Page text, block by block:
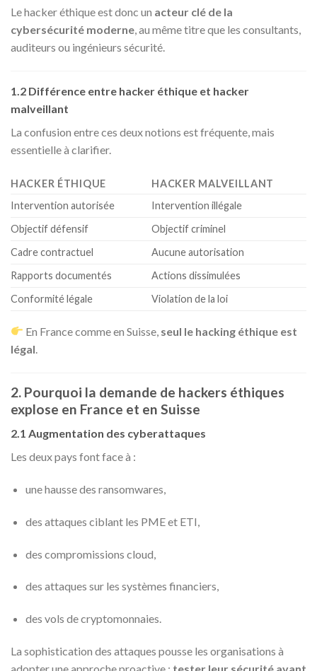
Le hacker éthique est donc un acteur clé de la
cybersécurité moderne, au même titre que les consultants,
auditeurs ou ingénieurs sécurité.
1.2 Différence entre hacker éthique et hacker
malveillant
La confusion entre ces deux notions est fréquente, mais
essentielle à clarifier.
HACKER ÉTHIQUE
HACKER MALVEILLANT
Intervention autorisée
Intervention illégale
Objectif défensif
Objectif criminel
Cadre contractuel
Aucune autorisation
Rapports documentés
Actions dissimulées
Conformité légale
Violation de la loi
En France comme en Suisse, seul le hacking éthique est
légal.
2. Pourquoi la demande de hackers éthiques
explose en France et en Suisse
2.1 Augmentation des cyberattaques
Les deux pays font face à :
une hausse des ransomwares,
des attaques ciblant les PME et ETI,
des compromissions cloud,
des attaques sur les systèmes financiers,
des vols de cryptomonnaies.
La sophistication des attaques pousse les organisations à